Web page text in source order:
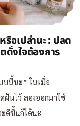
รือเปล่านะ : ปลด
ดั่งใจต้องการ
บนี้นะ” ในเมื่อ
นไว้ ลองออกมาใช้
ดีขึ้นก็ได้นะ